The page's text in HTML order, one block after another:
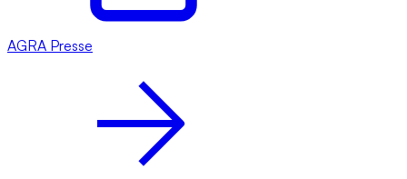
AGRA Presse